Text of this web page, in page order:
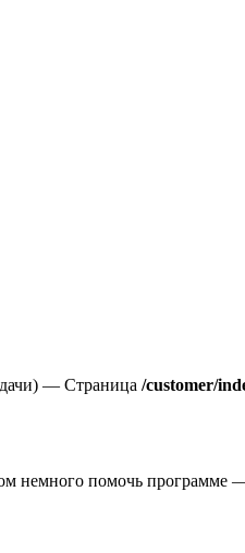
— Страница /customer/
немного помочь программе